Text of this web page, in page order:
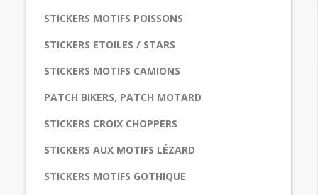
STICKERS MOTIFS POISSONS
STICKERS ETOILES / STARS
STICKERS MOTIFS CAMIONS
PATCH BIKERS, PATCH MOTARD
STICKERS CROIX CHOPPERS
STICKERS AUX MOTIFS LÉZARD
STICKERS MOTIFS GOTHIQUE